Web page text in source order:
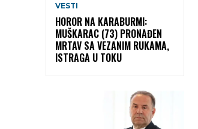
VESTI
HOROR NA KARABURMI:
MUŠKARAC (73) PRONAĐEN
MRTAV SA VEZANIM RUKAMA,
ISTRAGA U TOKU